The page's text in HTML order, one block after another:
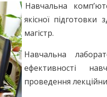
Навчальна
якісної підготовки
магістр.
Навчальна
ефективності
проведення